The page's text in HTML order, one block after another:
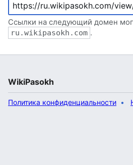
Ссылки на следующий домен
ru.wikipasokh.com .
WikiPasokh
Политика конфиденциальности